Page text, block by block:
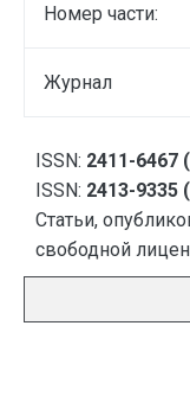
Номер части:
Журнал
ISSN: 2411-6467
ISSN: 2413-9335
Статьи,
свободной